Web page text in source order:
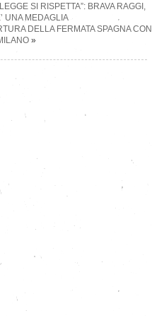
SI RISPETTA”: BRAVA RAGGI,
UNA MEDAGLIA
DELLA FERMATA SPAGNA CON
»